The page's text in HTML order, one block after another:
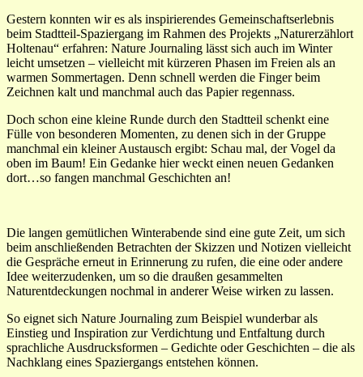
Gestern konnten wir es als inspirierendes Gemeinschaftserlebnis
beim Stadtteil-Spaziergang im Rahmen des Projekts „Naturerzählort
Holtenau“ erfahren: Nature Journaling lässt sich auch im Winter
leicht umsetzen – vielleicht mit kürzeren Phasen im Freien als an
warmen Sommertagen. Denn schnell werden die Finger beim
Zeichnen kalt und manchmal auch das Papier regennass.
Doch schon eine kleine Runde durch den Stadtteil schenkt eine
Fülle von besonderen Momenten, zu denen sich in der Gruppe
manchmal ein kleiner Austausch ergibt: Schau mal, der Vogel da
oben im Baum! Ein Gedanke hier weckt einen neuen Gedanken
dort…so fangen manchmal Geschichten an!
Die langen gemütlichen Winterabende sind eine gute Zeit, um sich
beim anschließenden Betrachten der Skizzen und Notizen vielleicht
die Gespräche erneut in Erinnerung zu rufen, die eine oder andere
Idee weiterzudenken, um so die draußen gesammelten
Naturentdeckungen nochmal in anderer Weise wirken zu lassen.
So eignet sich Nature Journaling zum Beispiel wunderbar als
Einstieg und Inspiration zur Verdichtung und Entfaltung durch
sprachliche Ausdrucksformen – Gedichte oder Geschichten – die als
Nachklang eines Spaziergangs entstehen können.